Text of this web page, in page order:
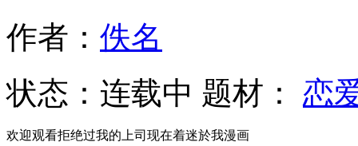
作者： 佚名
状态： 连载中 题材： 恋
欢迎观看拒绝过我的上司现在着迷於我漫画